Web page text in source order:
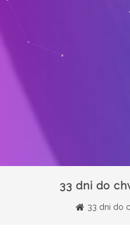
33 dni do
33 dni do